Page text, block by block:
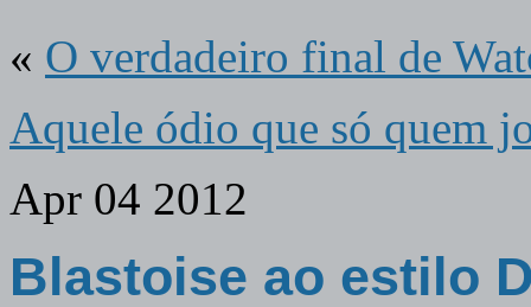
« O verdadeiro final de
Aquele ódio que só quem
Apr 04 2012
Blastoise ao estilo